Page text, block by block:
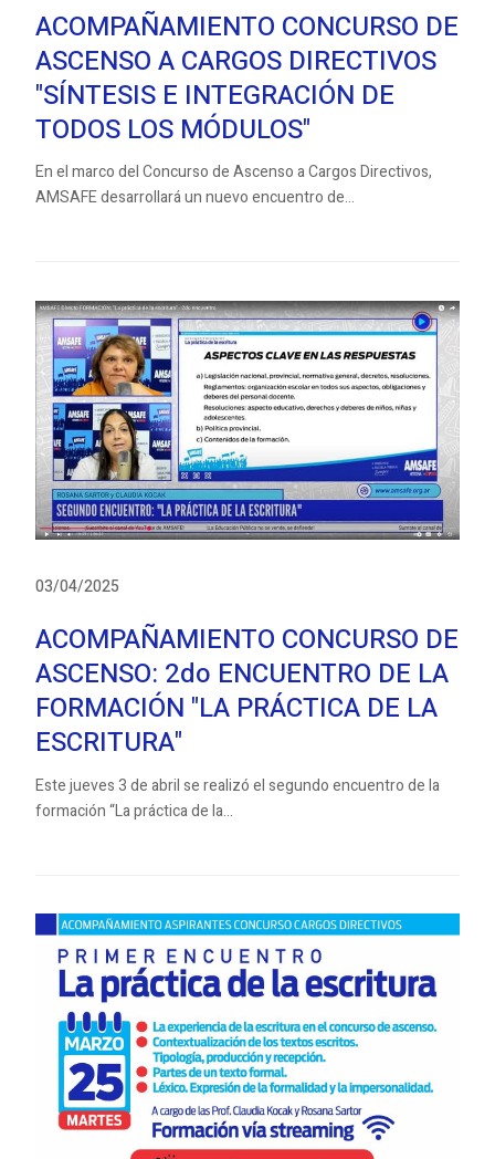
ACOMPAÑAMIENTO CONCURSO DE
ASCENSO A CARGOS DIRECTIVOS
"SÍNTESIS E INTEGRACIÓN DE
TODOS LOS MÓDULOS"
En el marco del Concurso de Ascenso a Cargos Directivos,
AMSAFE desarrollará un nuevo encuentro de...
03/04/2025
ACOMPAÑAMIENTO CONCURSO DE
ASCENSO: 2do ENCUENTRO DE LA
FORMACIÓN "LA PRÁCTICA DE LA
ESCRITURA"
Este jueves 3 de abril se realizó el segundo encuentro de la
formación “La práctica de la...